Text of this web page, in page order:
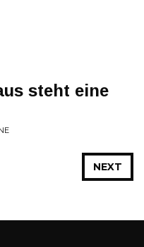
steht eine
NEXT